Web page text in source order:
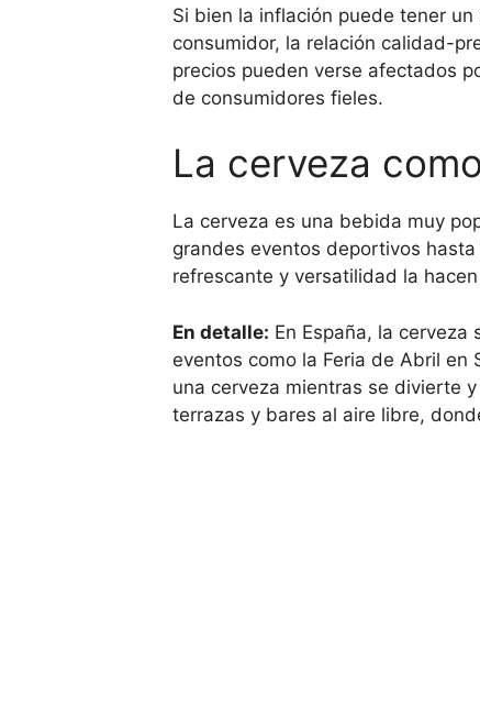
Si bien la inflación puede tener
consumidor, la relación calidad-
precios pueden verse afectados
de consumidores fieles.
La cerveza
La cerveza es una bebida muy
grandes eventos deportivos
refrescante y versatilidad la
En detalle: En España, la
eventos como la Feria de Abril en
una cerveza mientras se divierte
terrazas y bares al aire libre,